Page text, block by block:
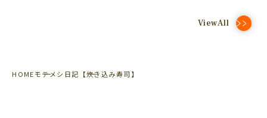
ViewAll
HOMEモテメシ日記 【炊き込み寿司】